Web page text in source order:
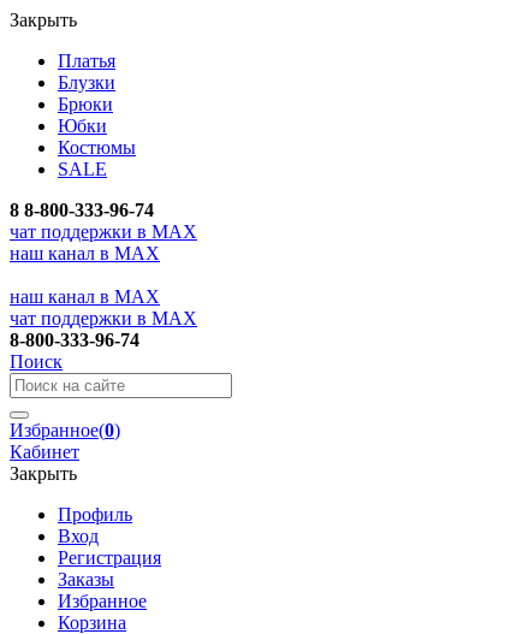
Закрыть
Платья
Блузки
Брюки
Юбки
Костюмы
SALE
8 8-800-333-96-74
чат поддержки в MAX
наш канал в MAX
наш канал в MAX
чат поддержки в MAX
8-800-333-96-74
Поиск
Избранное(0)
Кабинет
Закрыть
Профиль
Вход
Регистрация
Заказы
Избранное
Корзина